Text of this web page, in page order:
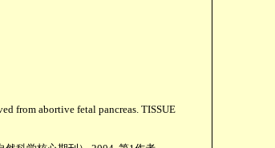
from abortive fetal pancreas. TISSUE